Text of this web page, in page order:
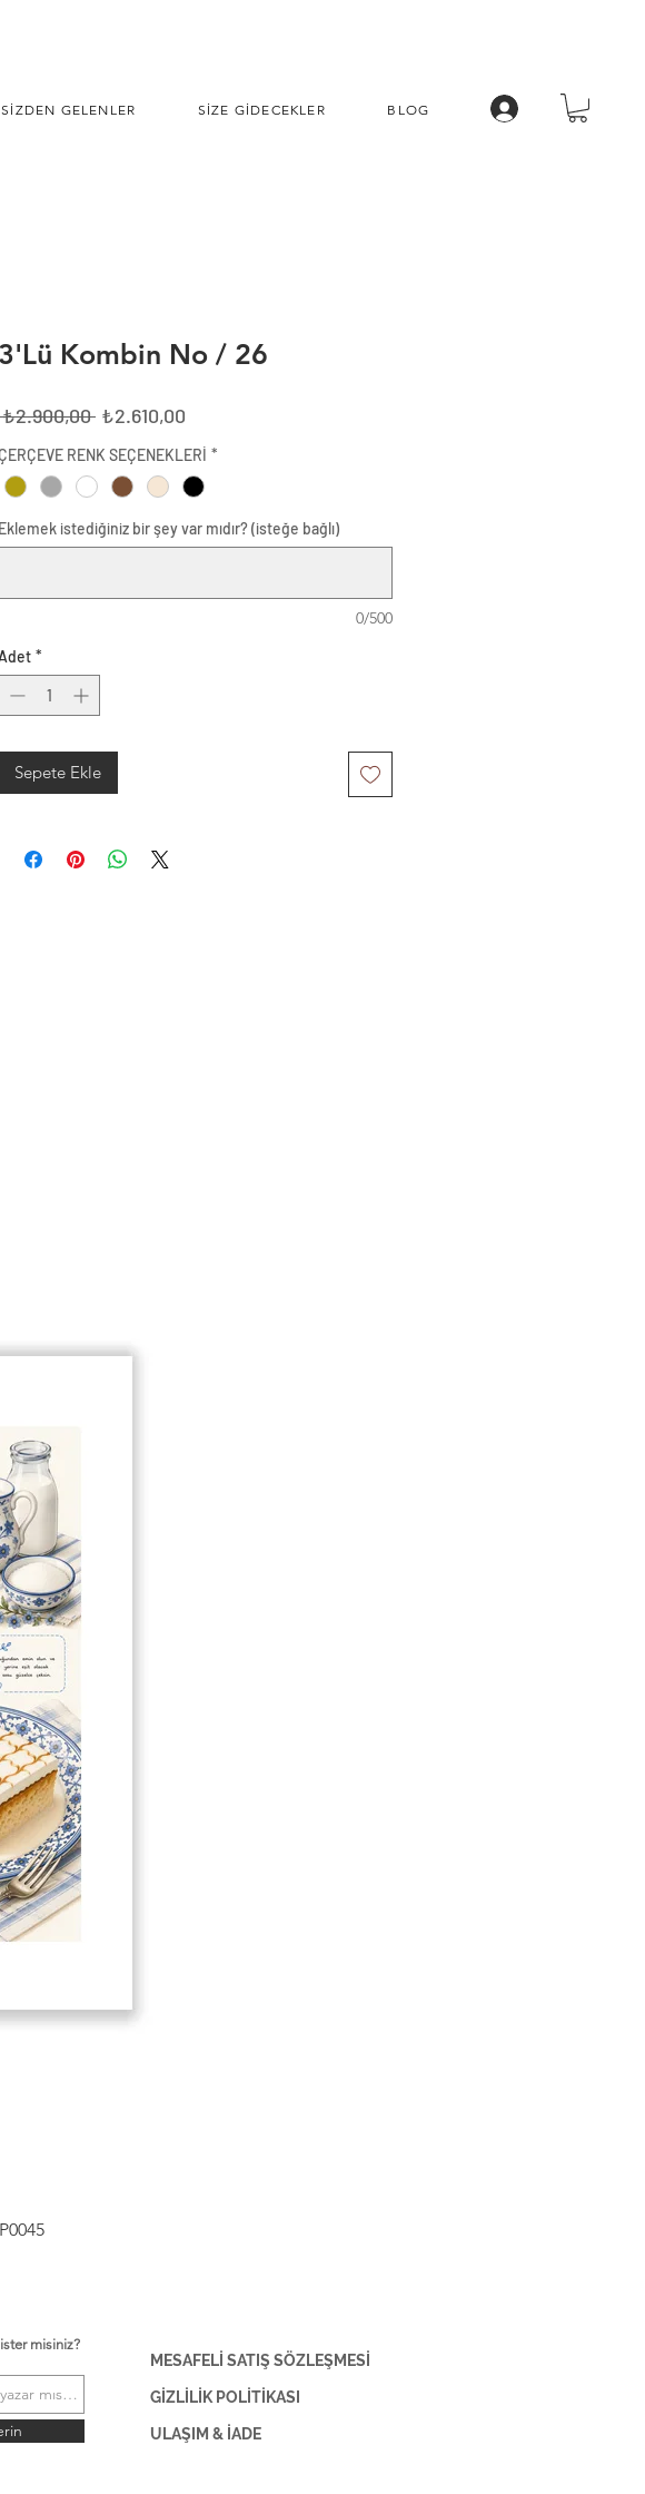
SİZDEN GELENLER SİZE GİDECEKLER BLOG
3'Lü Kombin No / 26
Normal
₺2.610,00
ÇERÇEVE RENK SEÇENEKLERİ *
Eklemek istediğiniz bir şey var mıdır? (isteğe bağlı)
0/500
*
Sepete Ekle
misiniz?
MESAFELİ SATIŞ SÖZLEŞMESİ
GİZLİLİK POLİTİKASI
ULAŞIM & İADE